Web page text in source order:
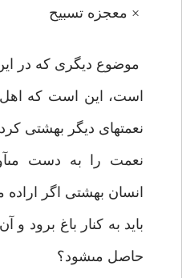
× معجزه تسبيح
موضوع ديگرى كه در
است، اين است كه اهل
نعمتهاى ديگر بهشتى
نعمت را به دست
انسان بهشتى اگر اراده
بايد به كنار باغ برود و
حاصل مى‏شود؟